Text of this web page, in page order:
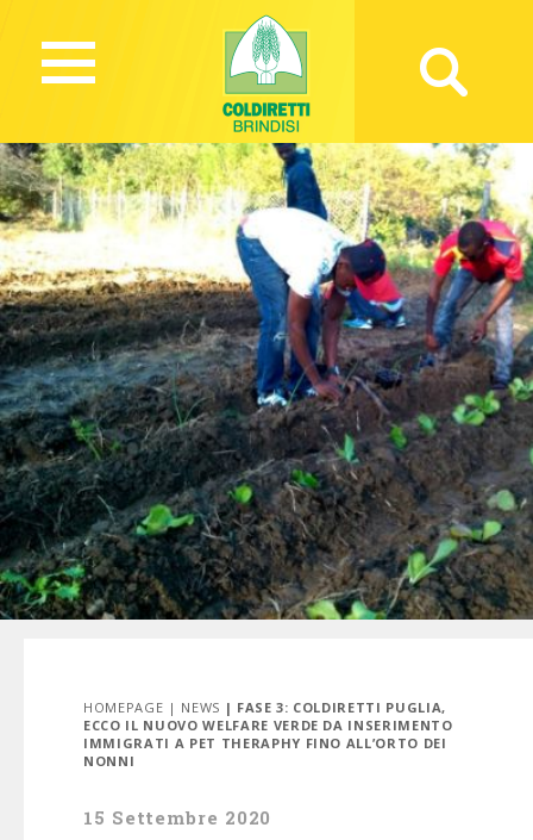
HOMEPAGE | NEWS | FASE 3: COLDIRETTI PUGLIA,
ECCO IL NUOVO WELFARE VERDE DA INSERIMENTO
IMMIGRATI A PET THERAPHY FINO ALL’ORTO DEI
NONNI
15 Settembre 2020